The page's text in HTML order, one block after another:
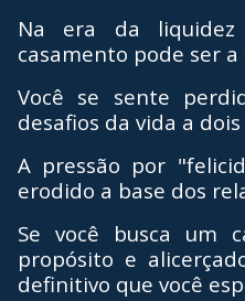
Na era da
casamento pode ser
Você se sente
desafios da vida a
A pressão por
erodido a base dos
Se você busca um
propósito e
definitivo que você